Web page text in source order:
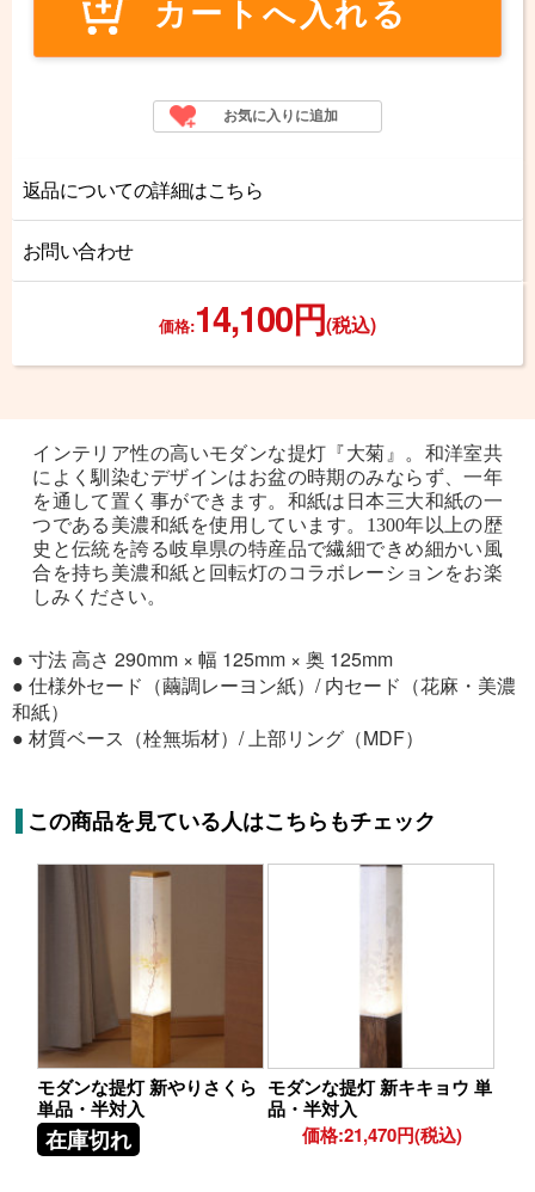
返品についての詳細はこちら
お問い合わせ
価格:14,100円(税込)
インテリア性の高いモダンな提灯『大菊』。和洋室共
によく馴染むデザインはお盆の時期のみならず、一年
を通して置く事ができます。和紙は日本三大和紙の一
つである美濃和紙を使用しています。1300年以上の歴
史と伝統を誇る岐阜県の特産品で繊細できめ細かい風
合を持ち美濃和紙と回転灯のコラボレーションをお楽
しみください。
● 寸法 高さ 290mm × 幅 125mm × 奥 125mm
● 仕様外セード（繭調レーヨン紙）/ 内セード（花麻・美濃
和紙）
● 材質ベース（栓無垢材）/ 上部リング（MDF）
この商品を見ている人はこちらもチェック
モダンな提灯 新やりさくら
単品・半対入
在庫切れ
モダンな提灯 新キキョウ 単
品・半対入
価格:21,470円(税込)